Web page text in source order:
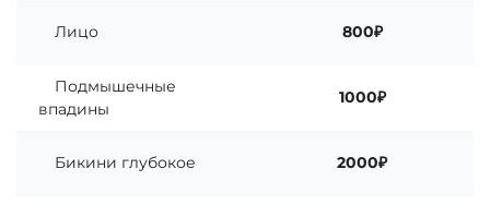
Лицо 800₽
Подмышечные
впадины
1000₽
Бикини глубокое 2000₽